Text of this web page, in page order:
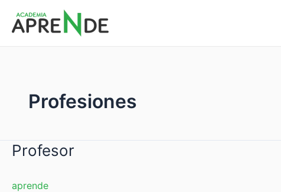
Profesiones
Profesor
aprende
Profesor